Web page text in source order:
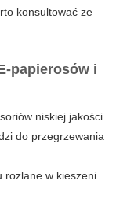
konsultować ze
papierosów i
niskiej jakości.
do przegrzewania
rozlane w kieszeni